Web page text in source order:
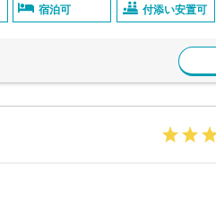
宿泊可 付添い安置可